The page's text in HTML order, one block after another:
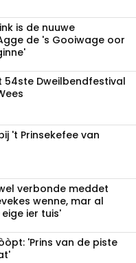
is de nuuwe
de 's Gooiwage oor
54ste Dweilbendfestival
't Prinsekefee van
verbonde meddet
wenne, mar al
ier tuis'
'Prins van de piste